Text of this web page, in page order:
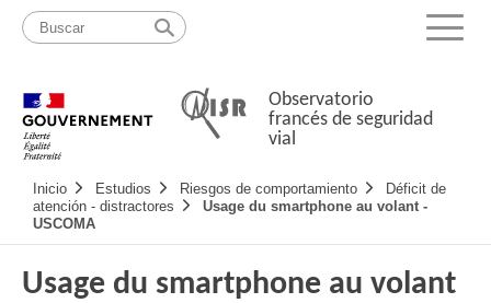
Pasar
contenido
Mapa
web
Menu
Observatorio
francés de seguridad
vial
Navigation
principale
Inicio Estudios Riesgos de comportamiento
Déficit de
atención - distractores
Usage du smartphone au volant -
USCOMA
Usage du smartphone au volant